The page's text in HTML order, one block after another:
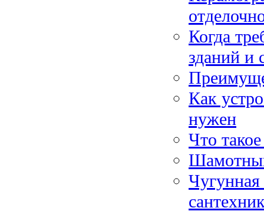
Когда
зданий и
Как
нужен
Что
Чугунная